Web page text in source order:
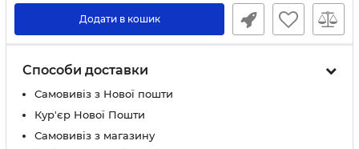
Додати в кошик
Способи доставки
Самовивіз з Нової пошти
Кур'єр Нової Пошти
Самовивіз з магазину